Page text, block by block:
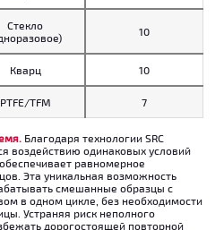
Стекло
10
Кварц 10
PTFE/TFM 7
Благодаря технологии SRC
воздействию одинаковых условий
равномерное
Эта уникальная возможность
смешанные образцы с
в одном цикле, без необходимости
Устраняя риск неполного
дорогостоящей повторной